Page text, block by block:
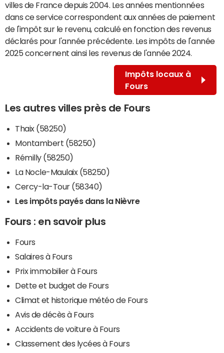
villes de France depuis 2004. Les années mentionnées
dans ce service correspondent aux années de paiement
de l'impôt sur le revenu, calculé en fonction des revenus
déclarés pour l'année précédente. Les impôts de l'année
2025 concernent ainsi les revenus de l'année 2024.
Impôts locaux à
Fours
Les autres villes près de Fours
Thaix (58250)
Montambert (58250)
Rémilly (58250)
La Nocle-Maulaix (58250)
Cercy-la-Tour (58340)
Les impôts payés dans la Nièvre
Fours : en savoir plus
Fours
Salaires à Fours
Prix immobilier à Fours
Dette et budget de Fours
Climat et historique météo de Fours
Avis de décès à Fours
Accidents de voiture à Fours
Classement des lycées à Fours